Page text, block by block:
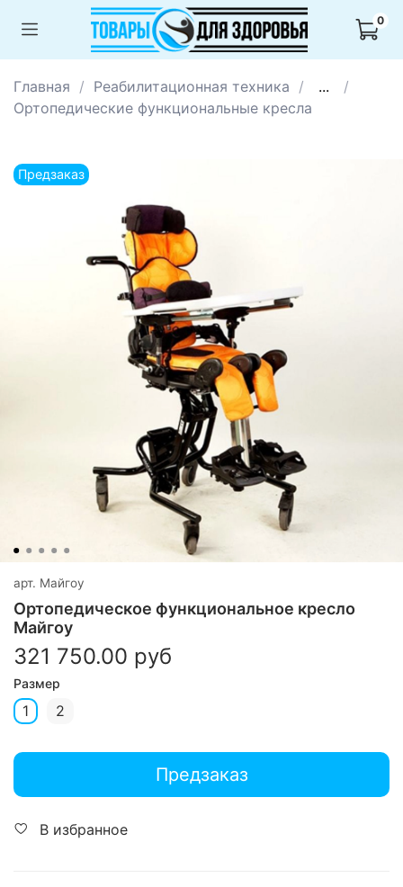
0
Главная Реабилитационная техника
...
Ортопедические функциональные кресла
Предзаказ
арт. Майгоу
Ортопедическое функциональное кресло
Майгоу
321 750.00 руб
Размер
1 2
Предзаказ
В избранное